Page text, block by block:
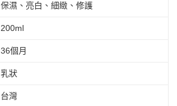
保濕、亮白、細緻、修護
200ml
36個月
乳狀
台灣